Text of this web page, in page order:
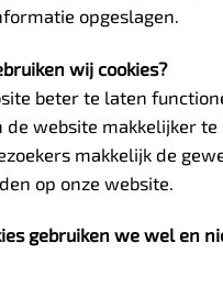
opgeslagen.
wij cookies?
beter te laten
de website makkelijker te
makkelijk de
op onze website.
gebruiken we wel en